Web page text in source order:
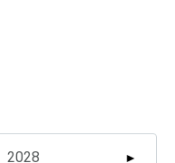
2028 ►